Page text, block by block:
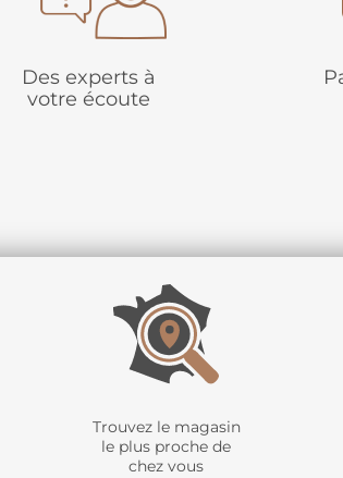
Des experts à
votre écoute
Trouvez le magasin
le plus proche de
chez vous